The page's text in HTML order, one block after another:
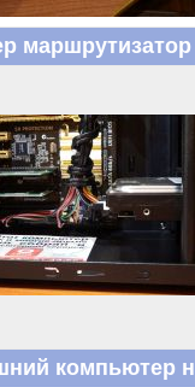
компьютер